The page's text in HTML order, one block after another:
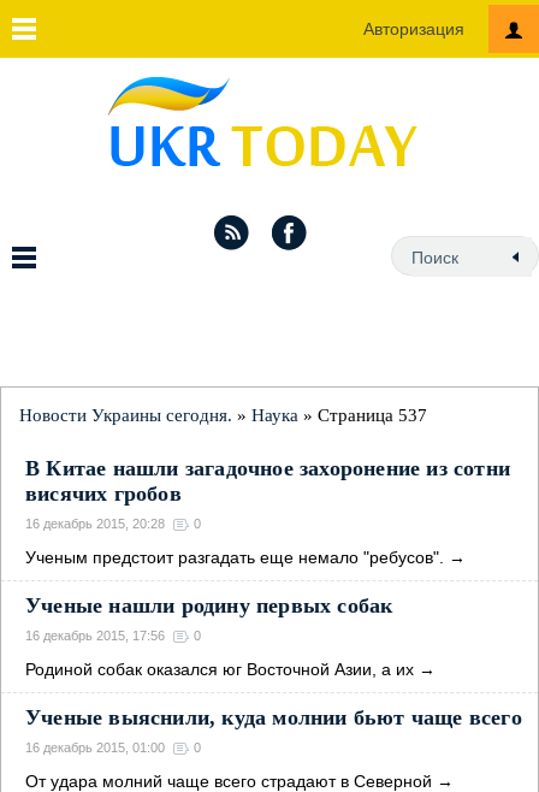
Авторизация
Новости Украины сегодня. » Наука » Страница 537
В Китае нашли загадочное захоронение из сотни
висячих гробов
16 декабрь 2015, 20:28 0
Ученым предстоит разгадать еще немало "ребусов". →
Ученые нашли родину первых собак
16 декабрь 2015, 17:56 0
Родиной собак оказался юг Восточной Азии, а их →
Ученые выяснили, куда молнии бьют чаще всего
16 декабрь 2015, 01:00 0
От удара молний чаще всего страдают в Северной →